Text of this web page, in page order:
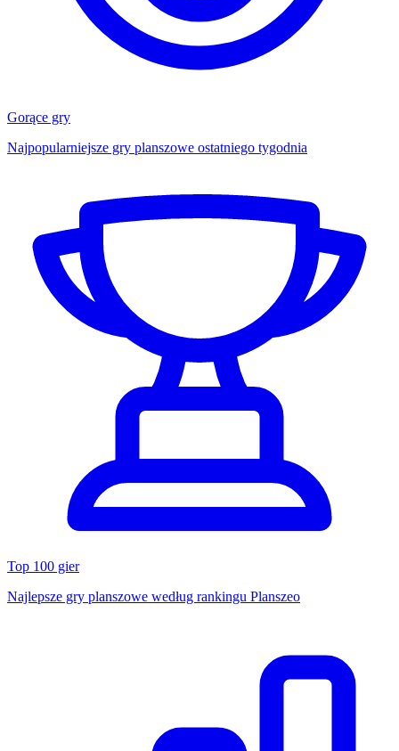
Gorące gry
Najpopularniejsze gry planszowe ostatniego tygodnia
Top 100 gier
Najlepsze gry planszowe według rankingu Planszeo